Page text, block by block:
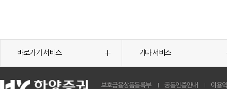
바로가기 서비스 기타 서비스
보호금융상품등록부 공동인증안내 이용